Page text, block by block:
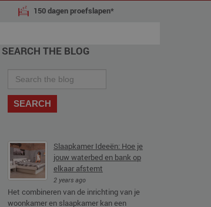
150 dagen proefslapen*
SEARCH THE BLOG
SEARCH
Slaapkamer Ideeën: Hoe je
jouw waterbed en bank op
elkaar afstemt
2 years ago
Het combineren van de inrichting van je
woonkamer en slaapkamer kan een